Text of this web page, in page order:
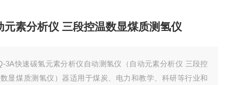
元素分析仪 三段控温数显煤质测氢仪
3A快速碳氢元素分析仪自动测氢仪（自动元素分析仪 三段控
显煤质测氢仪）器适用于煤炭、电力和教学、科研等行业和